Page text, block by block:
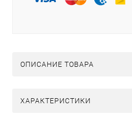
ОПИСАНИЕ ТОВАРА
ХАРАКТЕРИСТИКИ